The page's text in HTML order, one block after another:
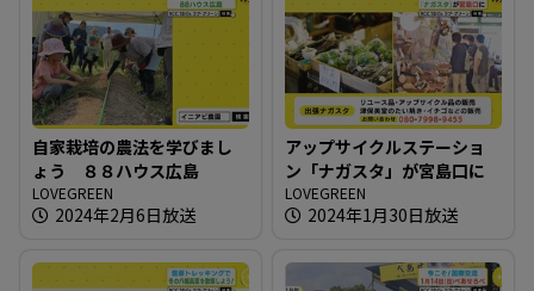
自家栽培の農法を学びまし
ょう ８８ハウス広島
LOVEGREEN
2024年2月6日放送
アップサイクルステーショ
ン「ナガスタ」が宮島口に
LOVEGREEN
2024年1月30日放送